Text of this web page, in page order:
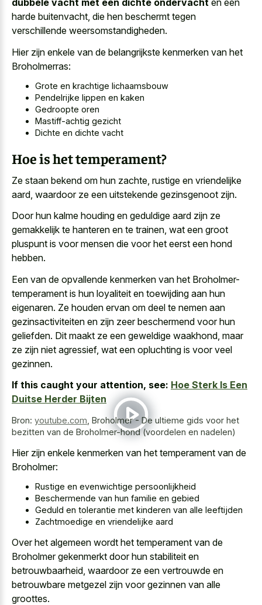
dubbele vacht met een dichte ondervacht en een
harde buitenvacht, die hen beschermt tegen
verschillende weersomstandigheden.
Hier zijn enkele van de belangrijkste kenmerken van het
Broholmerras:
Grote en krachtige lichaamsbouw
Pendelrijke lippen en kaken
Gedroopte oren
Mastiff-achtig gezicht
Dichte en dichte vacht
Hoe is het temperament?
Ze staan bekend om hun zachte, rustige en vriendelijke
aard, waardoor ze een uitstekende gezinsgenoot zijn.
Door hun kalme houding en geduldige aard zijn ze
gemakkelijk te hanteren en te trainen, wat een groot
pluspunt is voor mensen die voor het eerst een hond
hebben.
Een van de opvallende kenmerken van het Broholmer-
temperament is hun loyaliteit en toewijding aan hun
eigenaren. Ze houden ervan om deel te nemen aan
gezinsactiviteiten en zijn zeer beschermend voor hun
geliefden. Dit maakt ze een geweldige waakhond, maar
ze zijn niet agressief, wat een opluchting is voor veel
gezinnen.
If this caught your attention, see: Hoe Sterk Is Een
Duitse Herder Bijten
Bron: youtube.com Broholmer - De ultieme gids voor het
bezitten van de Broholmer-hond (voordelen en nadelen)
Hier zijn enkele kenmerken van het temperament van de
Broholmer:
Rustige en evenwichtige persoonlijkheid
Beschermende van hun familie en gebied
Geduld en tolerantie met kinderen van alle leeftijden
Zachtmoedige en vriendelijke aard
Over het algemeen wordt het temperament van de
Broholmer gekenmerkt door hun stabiliteit en
betrouwbaarheid, waardoor ze een vertrouwde en
betrouwbare metgezel zijn voor gezinnen van alle
groottes.